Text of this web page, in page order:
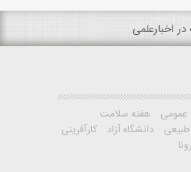
در اخبارعلمی
عمومی
هفته سلامت
طبیعی دانشگاه آزاد
کارآفرینی